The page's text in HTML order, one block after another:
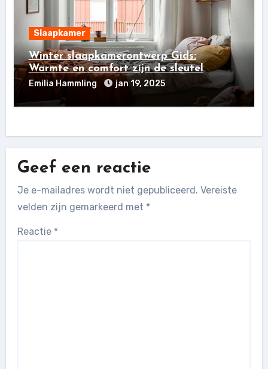
Slaapkamer
Winter slaapkamerontwerp Gids:
Warmte en comfort zijn de sleutel
Emilia Hammling jan 19, 2025
Geef een reactie
Je e-mailadres wordt niet gepubliceerd. Vereiste
velden zijn gemarkeerd met *
Reactie *